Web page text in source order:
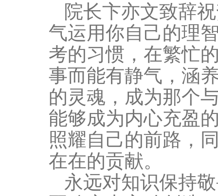
院长卞亦文致辞
气运用你自己的理
考的习惯，在繁忙
事而能有静气，涵
的灵魂，成为那个
能够成为内心充盈
照耀自己的前路，
在在的贡献。
永远对知识保持